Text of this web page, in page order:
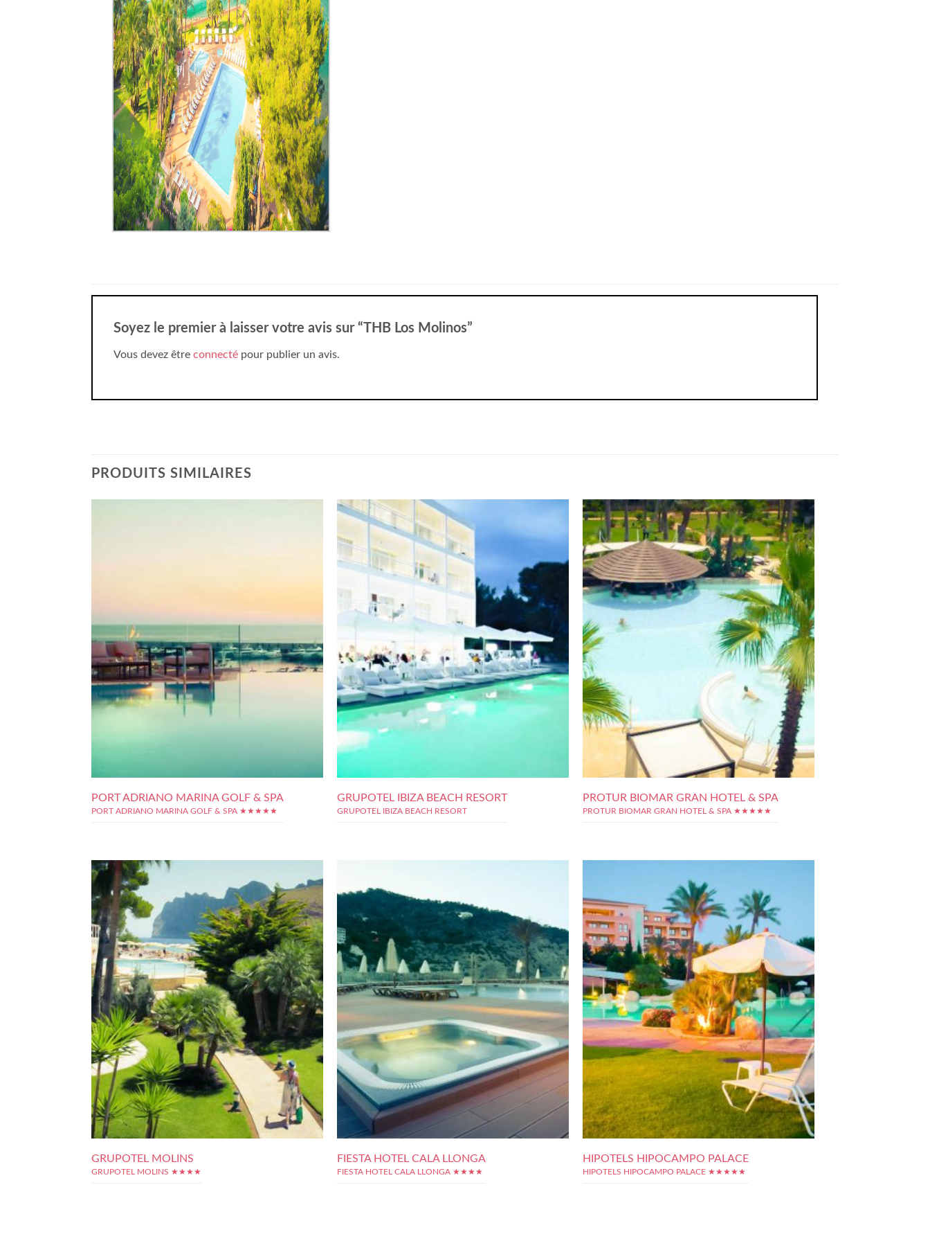
Soyez le premier à laisser votre avis sur “THB Los Molinos”
Vous devez être connecté pour publier un avis.
PRODUITS SIMILAIRES
PORT ADRIANO MARINA GOLF & SPA
PORT ADRIANO MARINA GOLF & SPA ★★★★★
GRUPOTEL IBIZA BEACH RESORT
GRUPOTEL IBIZA BEACH RESORT
PROTUR BIOMAR GRAN HOTEL & SPA
PROTUR BIOMAR GRAN HOTEL & SPA ★★★★★
GRUPOTEL MOLINS
GRUPOTEL MOLINS ★★★★
FIESTA HOTEL CALA LLONGA
FIESTA HOTEL CALA LLONGA ★★★★
HIPOTELS HIPOCAMPO PALACE
HIPOTELS HIPOCAMPO PALACE ★★★★★